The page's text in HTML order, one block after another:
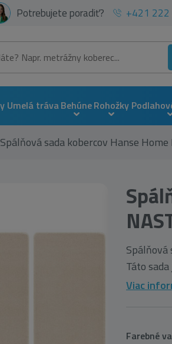
Potrebujete poradiť? +421
Umelá trávaBehúneRohožky
Spálňová sada kobercov Hanse Home
Spálňová
Táto
Viac
Farebné